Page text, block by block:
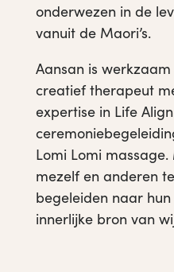
onderwezen in de
vanuit de Maori’s.
Aansan is
creatief therapeut
expertise in Life
Lomi Lomi
mezelf en anderen
begeleiden naar
innerlijke bron van